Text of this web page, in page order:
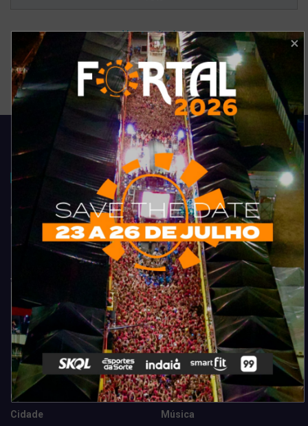
Ver resultados
Arquivo de enquete
Acompanhe todas as novidades do entretenimento na região de
Fortaleza. Dicas, promoções, coberturas exclusivas e muito mais.
Categorias
Camarote Vip Junino
Cidade
Marketing E Negócios
Música